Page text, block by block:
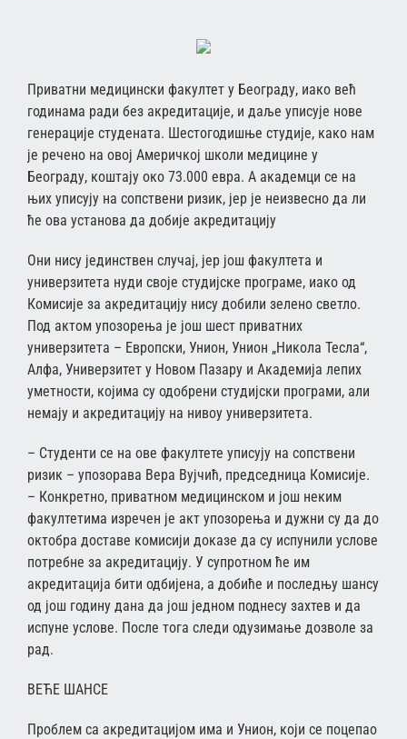
Приватни медицински факултет у Београду, иако већ
годинама ради без акредитације, и даље уписује нове
генерације студената. Шестогодишње студије, како нам
је речено на овој Америчкој школи медицине у
Београду, коштају око 73.000 евра. А академци се на
њих уписују на сопствени ризик, јер је неизвесно да ли
ће ова установа да добије акредитацију
Они нису јединствен случај, јер још факултета и
универзитета нуди своје студијске програме, иако од
Комисије за акредитацију нису добили зелено светло.
Под актом упозорења је још шест приватних
универзитета – Европски, Унион, Унион „Никола Тесла“,
Алфа, Универзитет у Новом Пазару и Академија лепих
уметности, којима су одобрени студијски програми, али
немају и акредитацију на нивоу универзитета.
– Студенти се на ове факултете уписују на сопствени
ризик – упозорава Вера Вујчић, председница Комисије.
– Конкретно, приватном медицинском и још неким
факултетима изречен је акт упозорења и дужни су да до
октобра доставе комисији доказе да су испунили услове
потребне за акредитацију. У супротном ће им
акредитација бити одбијена, а добиће и последњу шансу
од још годину дана да још једном поднесу захтев и да
испуне услове. После тога следи одузимање дозволе за
рад.
ВЕЋЕ ШАНСЕ
Проблем са акредитацијом има и Унион, који се поцепао